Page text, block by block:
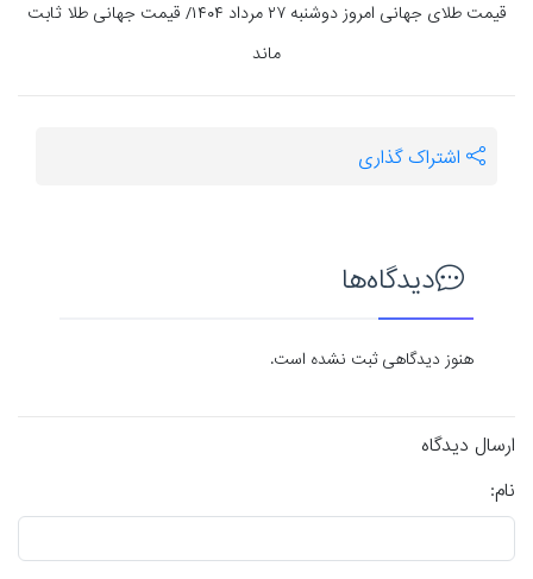
قیمت طلای جهانی امروز دوشنبه ۲۷ مرداد ۱۴۰۴/ قیمت جهانی طلا ثابت
ماند
اشتراک گذاری
دیدگاه‌ها
هنوز دیدگاهی ثبت نشده است.
ارسال دیدگاه
نام: